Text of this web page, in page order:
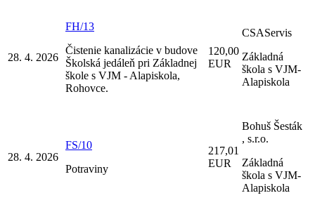
28. 4. 2026
FH/13
Čistenie kanalizácie v budove
Školská jedáleň pri Základnej
škole s VJM - Alapiskola,
Rohovce.
120,00
EUR
CSAServis
Základná
škola s VJM-
Alapiskola
28. 4. 2026
FS/10
Potraviny
217,01
EUR
Bohuš Šesták
, s.r.o.
Základná
škola s VJM-
Alapiskola